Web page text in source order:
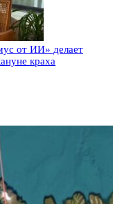
от ИИ» делает
краха